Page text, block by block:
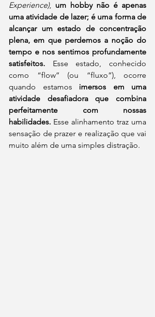
Experience), um hobby não é apenas
uma atividade de lazer; é uma forma de
alcançar um estado de concentração
plena, em que perdemos a noção do
tempo e nos sentimos profundamente
satisfeitos. Esse estado, conhecido
como “flow” (ou “fluxo”), ocorre
quando estamos imersos em uma
atividade desafiadora que combina
perfeitamente com nossas
habilidades. Esse alinhamento traz uma
sensação de prazer e realização que vai
muito além de uma simples distração.